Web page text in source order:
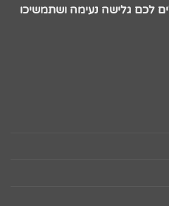
לכם גלישה נעימה ושתמשיכו